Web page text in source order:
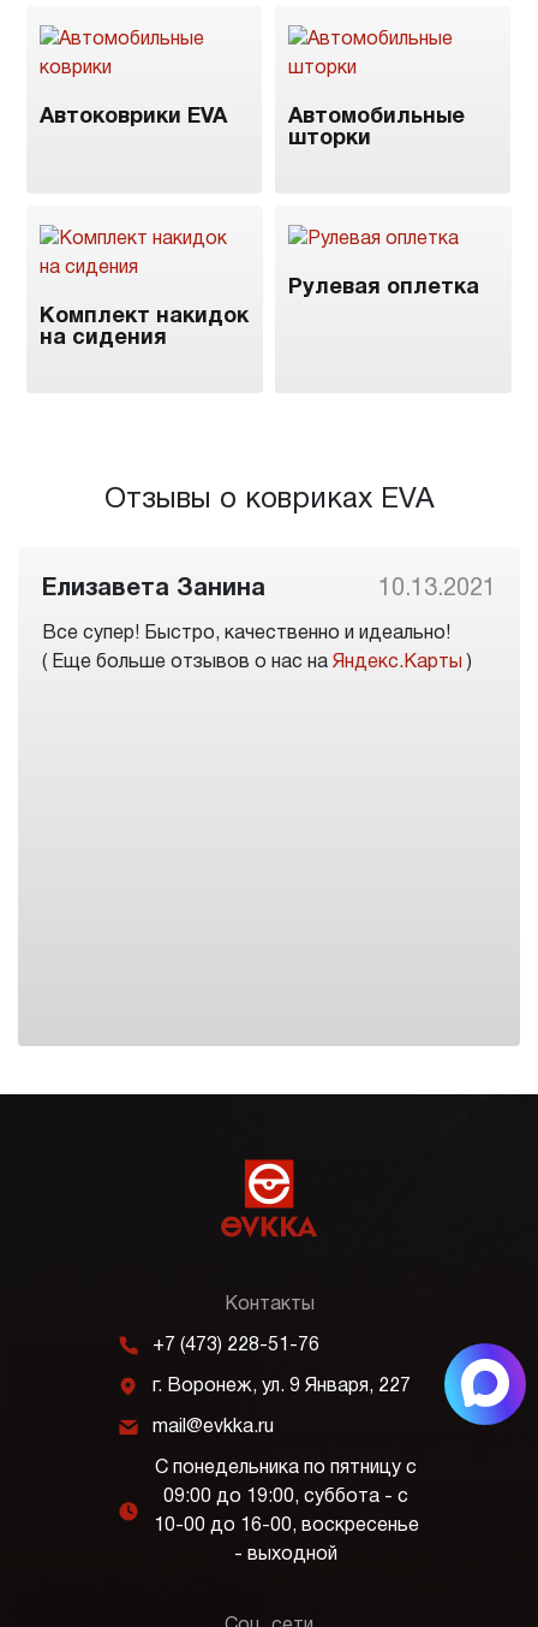
Автоковрики EVA
Автомобильные
шторки
Комплект накидок
на сидения
Рулевая оплетка
Отзывы о ковриках EVA
Елизавета Занина 10.13.2021
Все супер! Быстро, качественно и идеально!
( Еще больше отзывов о нас на Яндекс.Карты )
Контакты
m +7 (473) 228-51-76
j г. Воронеж, ул. 9 Января, 227
k mail@evkka.ru
l
С понедельника по пятницу с
09:00 до 19:00, суббота - с
10-00 до 16-00, воскресенье
- выходной